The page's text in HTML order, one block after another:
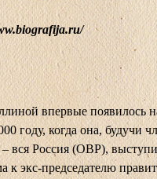
впервые появилось
году, когда она, будучи
вся Россия (ОВР),
к экс-председателю